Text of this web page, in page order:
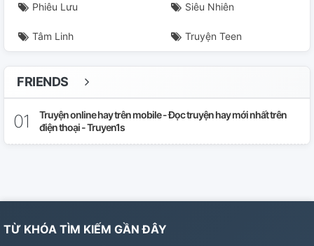
Phiêu Lưu Siêu Nhiên
Tâm Linh Truyện Teen
FRIENDS
Truyện online hay trên mobile - Đọc truyện hay mới nhất trên
điện thoại - Truyen1s
TỪ KHÓA TÌM KIẾM GẦN ĐÂY